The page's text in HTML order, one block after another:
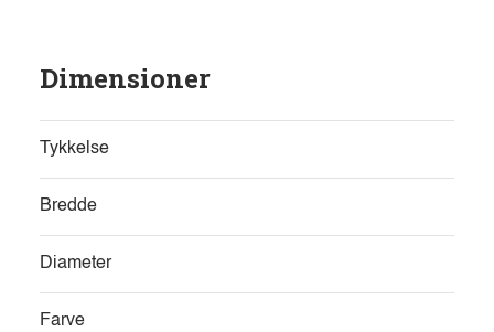
Dimensioner
Tykkelse
Bredde
Diameter
Farve